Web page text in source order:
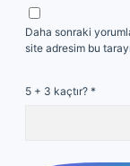
Daha sonraki
site adresim bu
5 + 3 kaçtır? *